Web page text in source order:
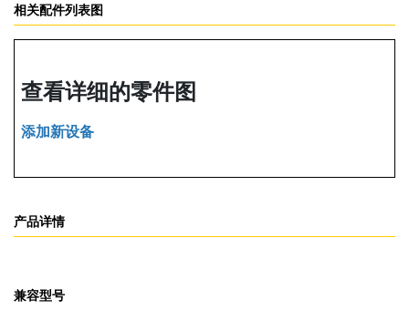
相关配件列表图
查看详细的零件图
添加新设备
产品详情
兼容型号